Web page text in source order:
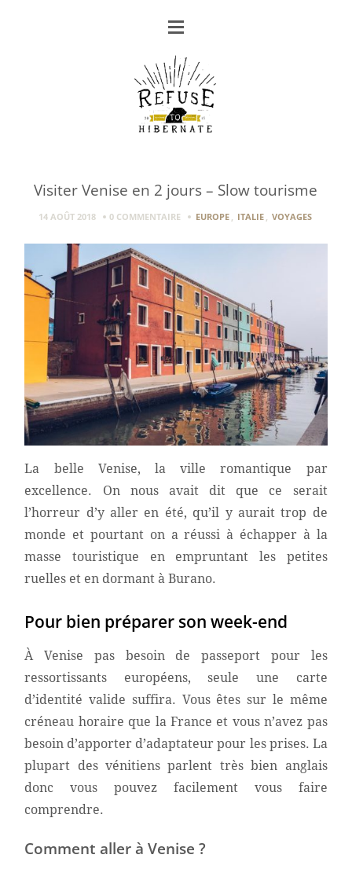
Visiter Venise en 2 jours – Slow tourisme
14 AOÛT 2018 0 COMMENTAIRE EUROPE ITALIE VOYAGES
La belle Venise, la ville romantique par
excellence. On nous avait dit que ce serait
l’horreur d’y aller en été, qu’il y aurait trop de
monde et pourtant on a réussi à échapper à la
masse touristique en empruntant les petites
ruelles et en dormant à Burano.
Pour bien préparer son week-end
À Venise pas besoin de passeport pour les
ressortissants européens, seule une carte
d’identité valide suffira. Vous êtes sur le même
créneau horaire que la France et vous n’avez pas
besoin d’apporter d’adaptateur pour les prises. La
plupart des vénitiens parlent très bien anglais
donc vous pouvez facilement vous faire
comprendre.
Comment aller à Venise ?